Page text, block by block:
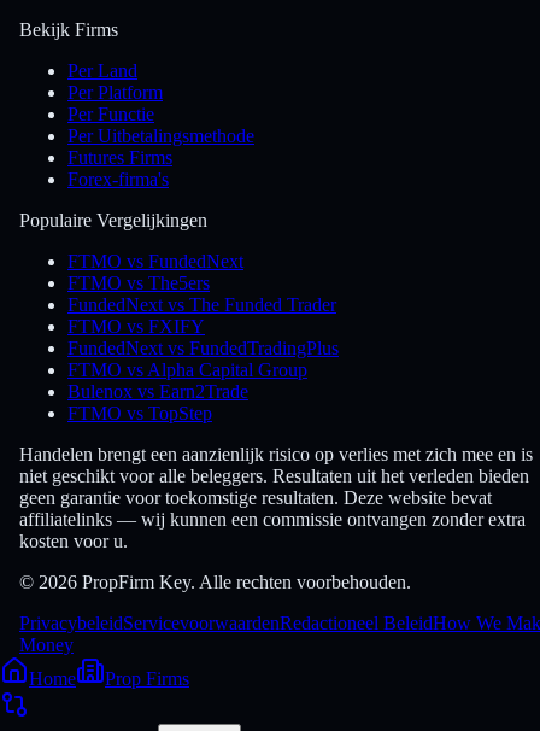
Bekijk Firms
Per Land
Per Platform
Per Functie
Per Uitbetalingsmethode
Futures Firms
Forex-firma's
Populaire Vergelijkingen
FTMO vs FundedNext
FTMO vs The5ers
FundedNext vs The Funded Trader
FTMO vs FXIFY
FundedNext vs FundedTradingPlus
FTMO vs Alpha Capital Group
Bulenox vs Earn2Trade
FTMO vs TopStep
Handelen brengt een aanzienlijk risico op verlies met zich mee en is
niet geschikt voor alle beleggers. Resultaten uit het verleden bieden
geen garantie voor toekomstige resultaten. Deze website bevat
affiliatelinks — wij kunnen een commissie ontvangen zonder extra
kosten voor u.
© 2026 PropFirm Key. Alle rechten voorbehouden.
PrivacybeleidServicevoorwaardenRedactioneel BeleidHow We
Money
Home
Prop Firms